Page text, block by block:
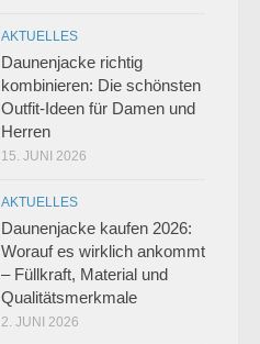
AKTUELLES
Daunenjacke richtig
kombinieren: Die schönsten
Outfit-Ideen für Damen und
Herren
15. JUNI 2026
AKTUELLES
Daunenjacke kaufen 2026:
Worauf es wirklich ankommt
– Füllkraft, Material und
Qualitätsmerkmale
2. JUNI 2026